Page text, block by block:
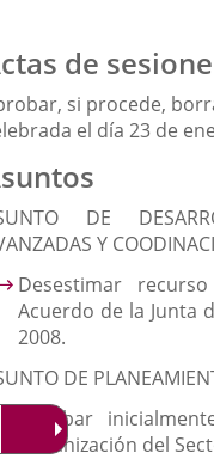
de
si procede,
el día 23 de
DE
Y
Desestimar
Acuerdo de la Junta
2008.
DE
Aprobar
Urbanización del